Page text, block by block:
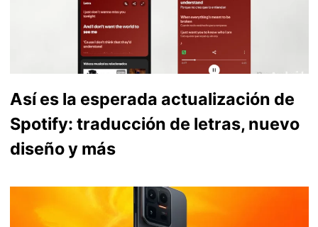
Así es la esperada actualización de
Spotify: traducción de letras, nuevo
diseño y más